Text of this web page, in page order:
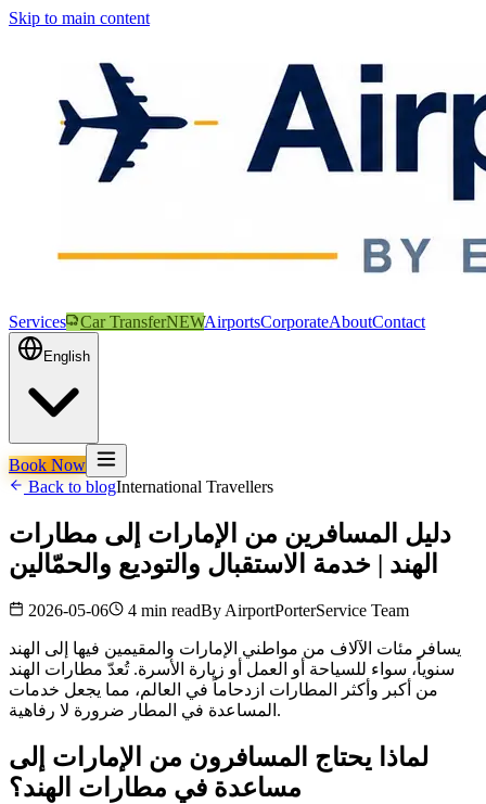
Skip to main content
Services Car TransferNEWAirportsCorporateAboutContact
English
Book Now
Back to blogInternational Travellers
دليل المسافرين من الإمارات إلى مطارات
الهند | خدمة الاستقبال والتوديع والحمّالين
2026-05-06 4 min readBy AirportPorterService Team
يسافر مئات الآلاف من مواطني الإمارات والمقيمين فيها إلى الهند
سنوياً، سواء للسياحة أو العمل أو زيارة الأسرة. تُعدّ مطارات الهند
من أكبر وأكثر المطارات ازدحاماً في العالم، مما يجعل خدمات
المساعدة في المطار ضرورة لا رفاهية.
لماذا يحتاج المسافرون من الإمارات إلى
مساعدة في مطارات الهند؟